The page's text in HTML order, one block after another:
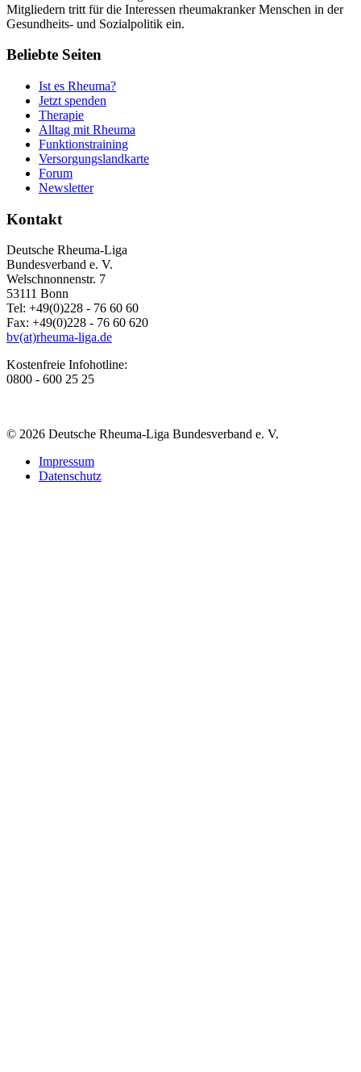
Mitgliedern tritt für die Interessen rheumakranker Menschen in der
Gesundheits- und Sozialpolitik ein.
Beliebte Seiten
Ist es Rheuma?
Jetzt spenden
Therapie
Alltag mit Rheuma
Funktionstraining
Versorgungslandkarte
Forum
Newsletter
Kontakt
Deutsche Rheuma-Liga
Bundesverband e. V.
Welschnonnenstr. 7
53111 Bonn
Tel: +49(0)228 - 76 60 60
Fax: +49(0)228 - 76 60 620
bv(at)rheuma-liga.de
Kostenfreie Infohotline:
0800 - 600 25 25
© 2026 Deutsche Rheuma-Liga Bundesverband e. V.
Impressum
Datenschutz